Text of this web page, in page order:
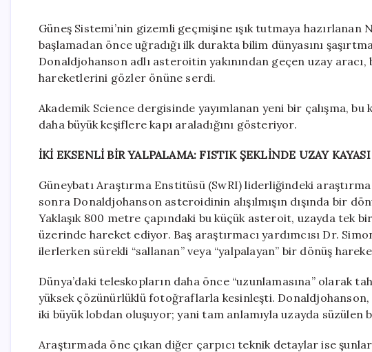
Güneş Sistemi’nin gizemli geçmişine ışık tutmaya hazırlanan
başlamadan önce uğradığı ilk durakta bilim dünyasını
Donaldjohanson adlı asteroitin yakınından geçen uzay aracı,
hareketlerini gözler önüne serdi.
Akademik Science dergisinde yayımlanan yeni bir çalışma,
daha büyük keşiflere kapı araladığını gösteriyor.
İKİ EKSENLİ BİR YALPALAMA: FISTIK ŞEKLİNDE UZAY KAYASI
Güneybatı Araştırma Enstitüsü (SwRI) liderliğindeki
sonra Donaldjohanson asteroidinin alışılmışın dışında bir
Yaklaşık 800 metre çapındaki bu küçük asteroit, uzayda tek
üzerinde hareket ediyor. Baş araştırmacı yardımcısı Dr.
ilerlerken sürekli “sallanan” veya “yalpalayan” bir dönüş
Dünya’daki teleskopların daha önce “uzunlamasına” olarak
yüksek çözünürlüklü fotoğraflarla kesinleşti.
iki büyük lobdan oluşuyor; yani tam anlamıyla uzayda süzülen
Araştırmada öne çıkan diğer çarpıcı teknik detaylar ise